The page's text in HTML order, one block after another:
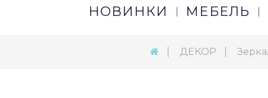
НОВИНКИ МЕБЕЛЬ
ДЕКОР